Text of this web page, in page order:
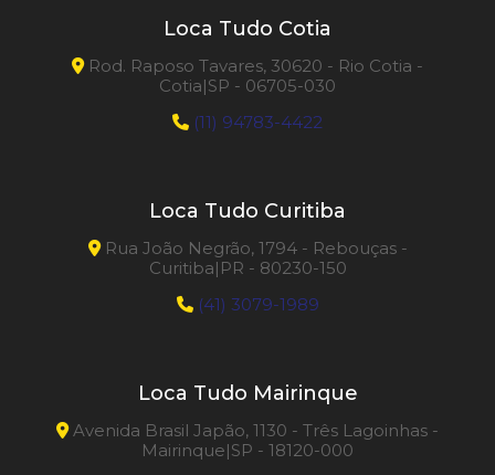
Loca Tudo Cotia
Rod. Raposo Tavares, 30620 - Rio Cotia -
Cotia|SP - 06705-030
(11) 94783-4422
Loca Tudo Curitiba
Rua João Negrão, 1794 - Rebouças -
Curitiba|PR - 80230-150
(41) 3079-1989
Loca Tudo Mairinque
Avenida Brasil Japão, 1130 - Três Lagoinhas -
Mairinque|SP - 18120-000